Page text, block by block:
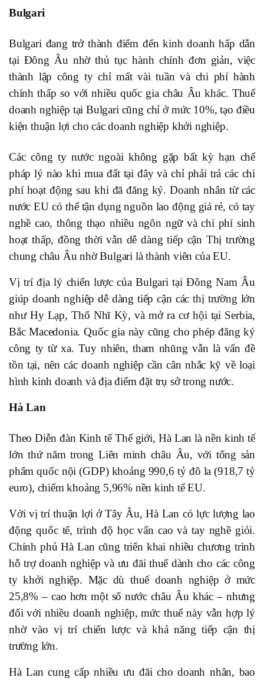
Bulgari
Bulgari đang trở thành điểm đến kinh doanh hấp dẫn
tại Đông Âu nhờ thủ tục hành chính đơn giản, việc
thành lập công ty chỉ mất vài tuần và chi phí hành
chính thấp so với nhiều quốc gia châu Âu khác. Thuế
doanh nghiệp tại Bulgari cũng chỉ ở mức 10%, tạo điều
kiện thuận lợi cho các doanh nghiệp khởi nghiệp.
Các công ty nước ngoài không gặp bất kỳ hạn chế
pháp lý nào khi mua đất tại đây và chỉ phải trả các chi
phí hoạt động sau khi đã đăng ký. Doanh nhân từ các
nước EU có thể tận dụng nguồn lao động giá rẻ, có tay
nghề cao, thông thạo nhiều ngôn ngữ và chi phí sinh
hoạt thấp, đồng thời vẫn dễ dàng tiếp cận Thị trường
chung châu Âu nhờ Bulgari là thành viên của EU.
Vị trí địa lý chiến lược của Bulgari tại Đông Nam Âu
giúp doanh nghiệp dễ dàng tiếp cận các thị trường lớn
như Hy Lạp, Thổ Nhĩ Kỳ, và mở ra cơ hội tại Serbia,
Bắc Macedonia. Quốc gia này cũng cho phép đăng ký
công ty từ xa. Tuy nhiên, tham nhũng vẫn là vấn đề
tồn tại, nên các doanh nghiệp cần cân nhắc kỹ về loại
hình kinh doanh và địa điểm đặt trụ sở trong nước.
Hà Lan
Theo Diễn đàn Kinh tế Thế giới, Hà Lan là nền kinh tế
lớn thứ năm trong Liên minh châu Âu, với tổng sản
phẩm quốc nội (GDP) khoảng 990,6 tỷ đô la (918,7 tỷ
euro), chiếm khoảng 5,96% nền kinh tế EU.
Với vị trí thuận lợi ở Tây Âu, Hà Lan có lực lượng lao
động quốc tế, trình độ học vấn cao và tay nghề giỏi.
Chính phủ Hà Lan cũng triển khai nhiều chương trình
hỗ trợ doanh nghiệp và ưu đãi thuế dành cho các công
ty khởi nghiệp. Mặc dù thuế doanh nghiệp ở mức
25,8% – cao hơn một số nước châu Âu khác – nhưng
đối với nhiều doanh nghiệp, mức thuế này vẫn hợp lý
nhờ vào vị trí chiến lược và khả năng tiếp cận thị
trường lớn.
Hà Lan cung cấp nhiều ưu đãi cho doanh nhân, bao